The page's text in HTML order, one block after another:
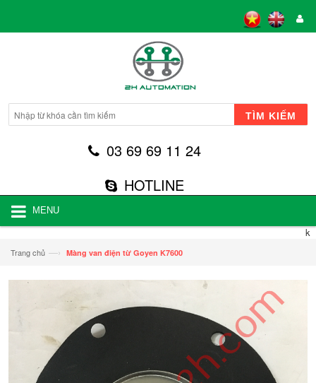
TÌM KIẾM
03 69 69 11 24
HOTLINE
MENU
k
Trang chủ —› Màng van điện từ Goyen K7600